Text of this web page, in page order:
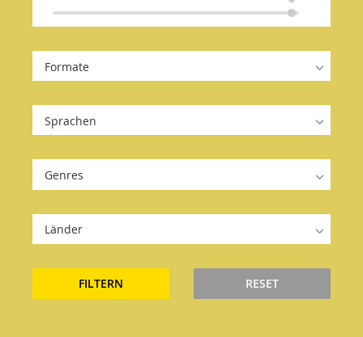
Formate
Sprachen
Genres
Länder
FILTERN RESET